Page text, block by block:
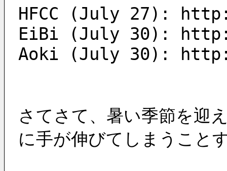
HFCC (July 27):
EiBi (July 30):
Aoki (July 30):
さてさて、暑い季節を迎
に手が伸びてしまうこと